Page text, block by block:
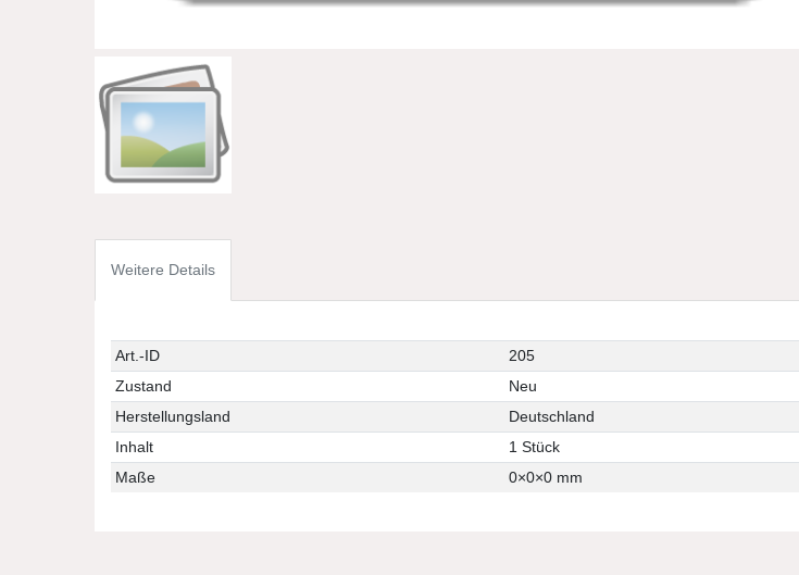
Weitere Details
Art.-ID
205
Zustand
Neu
Herstellungsland
Deutschland
Inhalt
1 Stück
Maße
0×0×0 mm